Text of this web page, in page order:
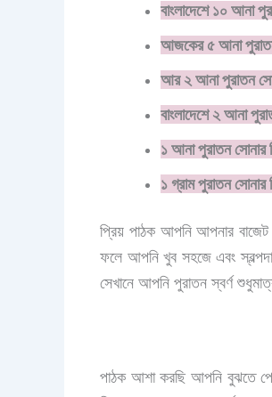
বাংলাদেশে ১০ আনা
আজকের ৫ আনা
আর ২ আনা পুরাতন
বাংলাদেশে ২ আনা
১ আনা পুরাতন সোনার
১ গ্রাম পুরাতন
প্রিয় পাঠক আপনি আপনার বাজেট
ফলে আপনি খুব সহজে এবং
সেখানে আপনি পুরাতন স্বর্ণ
পাঠক আশা করছি আপনি বুঝতে